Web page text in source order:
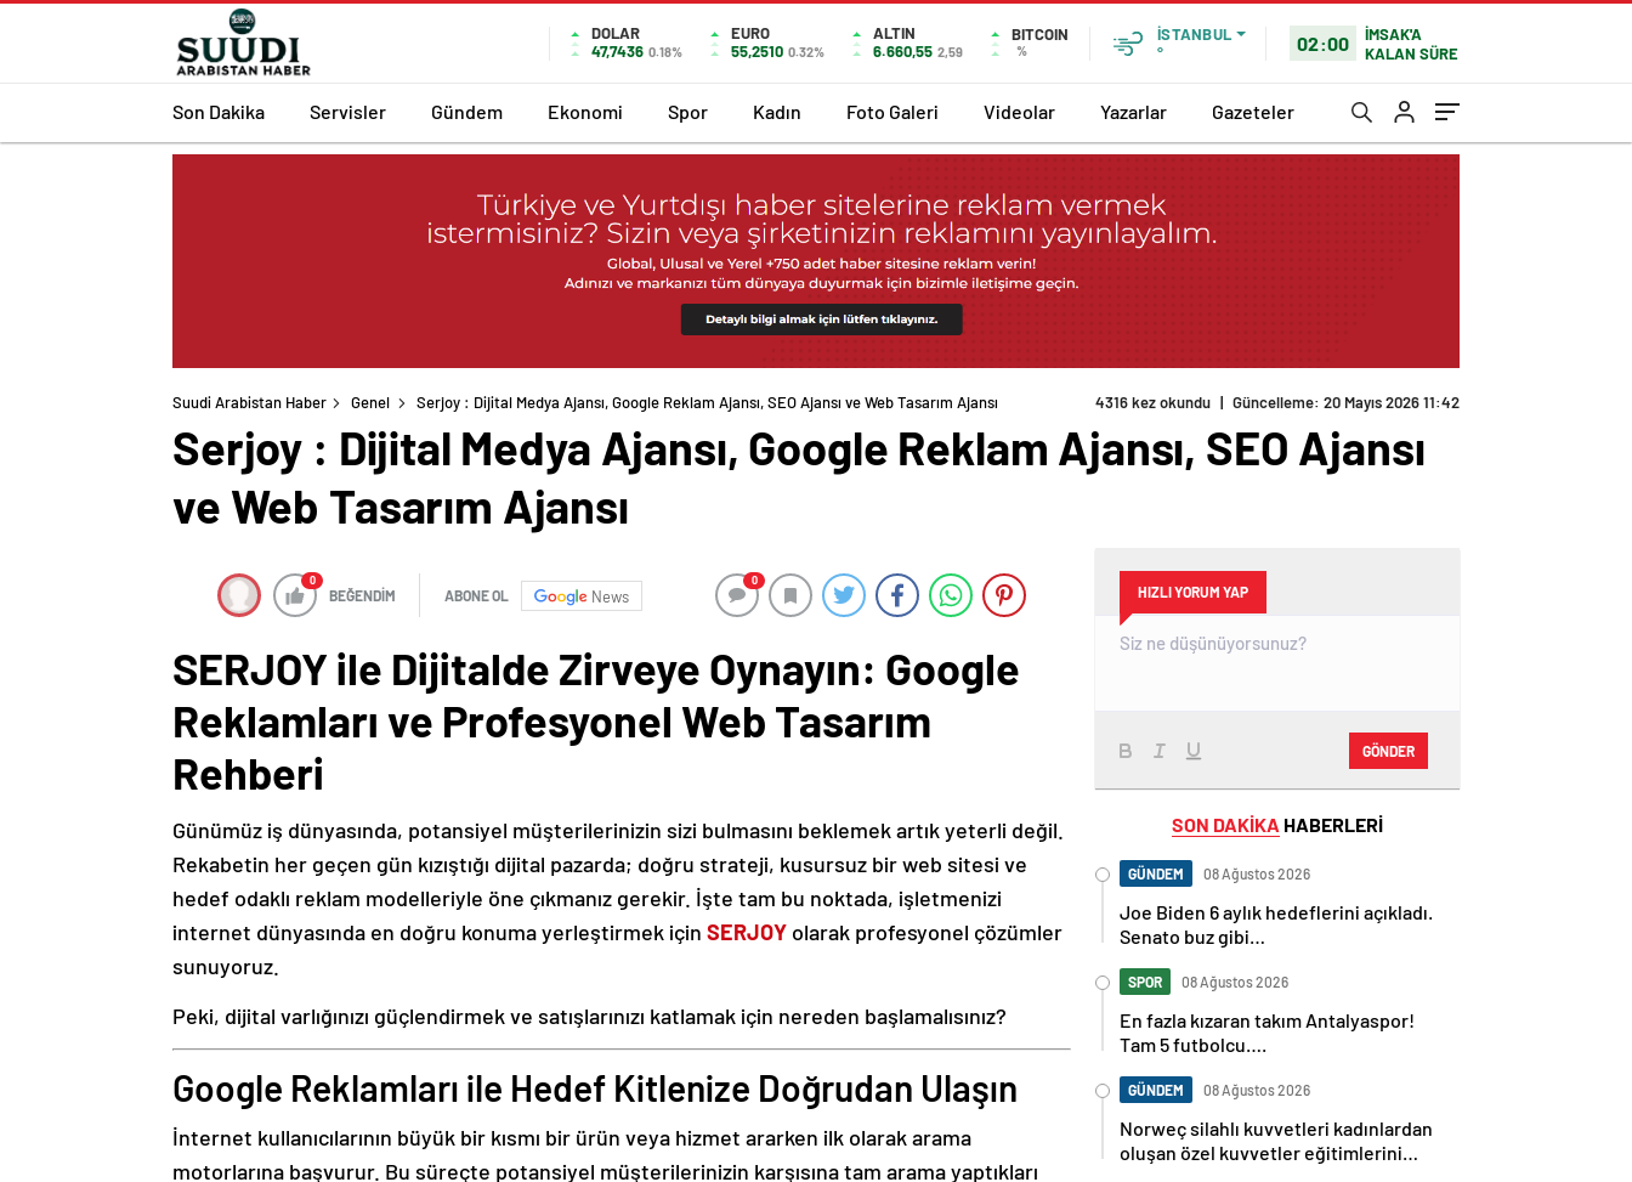
DOLAR
47,7436 0.18%
EURO
55,2510 0.32%
ALTIN
6.660,55 2,59
BITCOIN
%
İSTANBUL
°
02:00
İMSAK'A
KALAN SÜRE
Son Dakika Servisler Gündem Ekonomi Spor Kadın Foto Galeri Videolar Yazarlar Gazeteler
Suudi Arabistan Haber Genel Serjoy : Dijital Medya Ajansı, Google Reklam Ajansı, SEO Ajansı ve Web Tasarım Ajansı 4316 kez okundu | Güncelleme: 20 Mayıs 2026 11:42
Serjoy : Dijital Medya Ajansı, Google Reklam Ajansı, SEO Ajansı
ve Web Tasarım Ajansı
0
BEĞENDİM ABONE OL News
0
SERJOY ile Dijitalde Zirveye Oynayın: Google
Reklamları ve Profesyonel Web Tasarım
Rehberi
Günümüz iş dünyasında, potansiyel müşterilerinizin sizi bulmasını beklemek artık yeterli değil.
Rekabetin her geçen gün kızıştığı dijital pazarda; doğru strateji, kusursuz bir web sitesi ve
hedef odaklı reklam modelleriyle öne çıkmanız gerekir. İşte tam bu noktada, işletmenizi
internet dünyasında en doğru konuma yerleştirmek için SERJOY olarak profesyonel çözümler
sunuyoruz.
Peki, dijital varlığınızı güçlendirmek ve satışlarınızı katlamak için nereden başlamalısınız?
Google Reklamları ile Hedef Kitlenize Doğrudan Ulaşın
İnternet kullanıcılarının büyük bir kısmı bir ürün veya hizmet ararken ilk olarak arama
motorlarına başvurur. Bu süreçte potansiyel müşterilerinizin karşısına tam arama yaptıkları
HIZLI YORUM YAP
GÖNDER
SON DAKİKA HABERLERİ
GÜNDEM 08 Ağustos 2026
Joe Biden 6 aylık hedeflerini açıkladı.
Senato buz gibi…
SPOR 08 Ağustos 2026
En fazla kızaran takım Antalyaspor!
Tam 5 futbolcu….
GÜNDEM 08 Ağustos 2026
Norweç silahlı kuvvetleri kadınlardan
oluşan özel kuvvetler eğitimlerini